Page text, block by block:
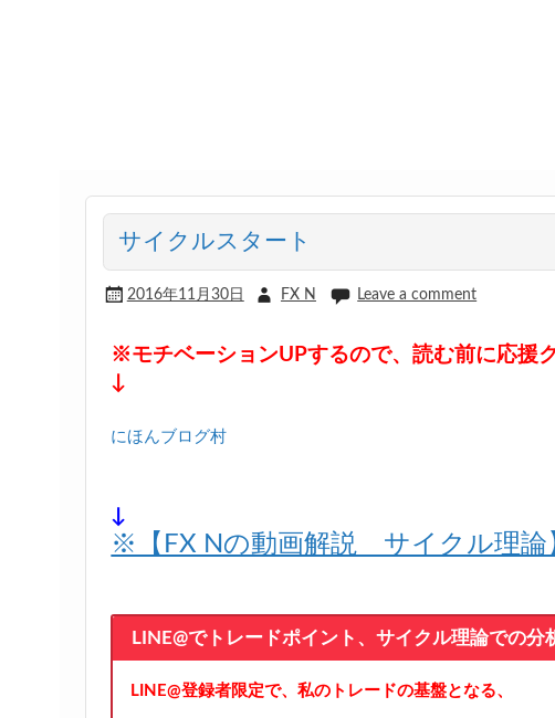
サイクルスタート
2016年11月30日 FX N Leave a comment
※モチベーションUPするので、読む前に応援
↓
にほんブログ村
↓
※【FX Nの動画解説 サイクル理論
LINE@でトレードポイント、サイクル理論での分
LINE@登録者限定で、私のトレードの基盤となる、